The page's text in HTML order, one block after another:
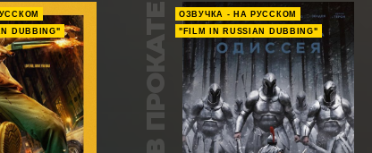
DUBBING"
В ПРОКАТЕ
ОЗВУЧКА - НА РУССКОМ
"FILM IN RUSSIAN DUBBING"